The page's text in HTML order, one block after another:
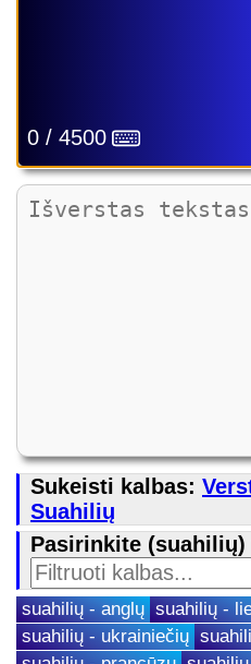
0 / 4500
Sukeisti kalbas:
Suahilių
Pasirinkite (suahilių)
suahilių - anglų suahilių -
suahilių - ukrainiečių